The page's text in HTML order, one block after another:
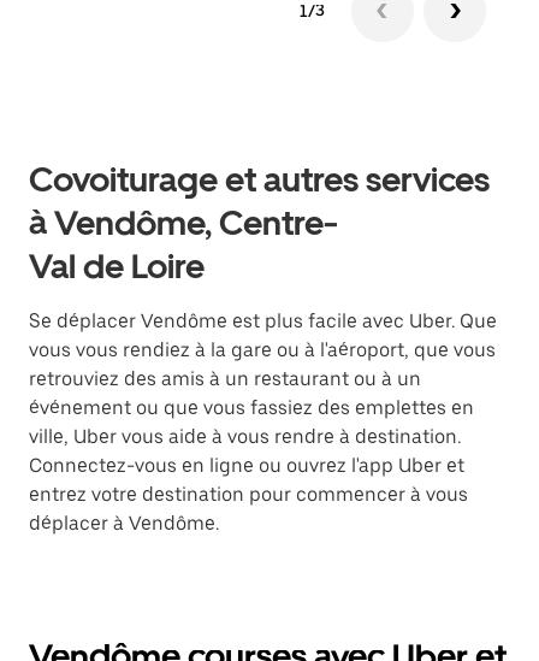
1/3
Covoiturage et autres services
à Vendôme, Centre-
Val de Loire
Se déplacer Vendôme est plus facile avec Uber. Que
vous vous rendiez à la gare ou à l'aéroport, que vous
retrouviez des amis à un restaurant ou à un
événement ou que vous fassiez des emplettes en
ville, Uber vous aide à vous rendre à destination.
Connectez-vous en ligne ou ouvrez l'app Uber et
entrez votre destination pour commencer à vous
déplacer à Vendôme.